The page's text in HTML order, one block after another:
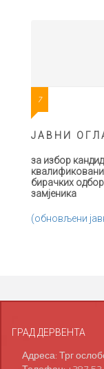
7
Ј А В Н И О Г Л
за избор
бирачких
замјеника
(обновљени
ГРАД ДЕРВЕНТА
Адреса: Трг